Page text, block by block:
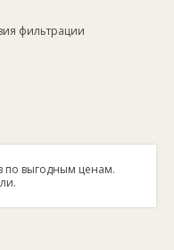
фильтрации
по выгодным ценам.